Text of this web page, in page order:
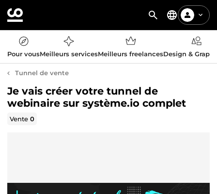
Pour vousMeilleurs servicesMeilleurs freelancesDesign &
Tunnel de vente
Je vais créer votre tunnel de
webinaire sur système.io complet
Vente0